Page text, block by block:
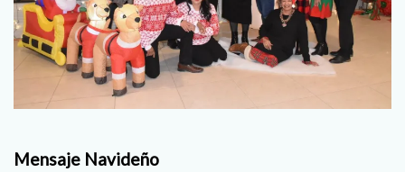
Mensaje Navideño